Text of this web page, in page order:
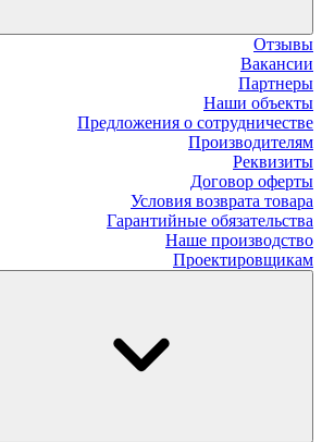
Отзывы
Вакансии
Партнеры
Наши объекты
Предложения о сотрудничестве
Производителям
Реквизиты
Договор оферты
Условия возврата товара
Гарантийные обязательства
Наше производство
Проектировщикам